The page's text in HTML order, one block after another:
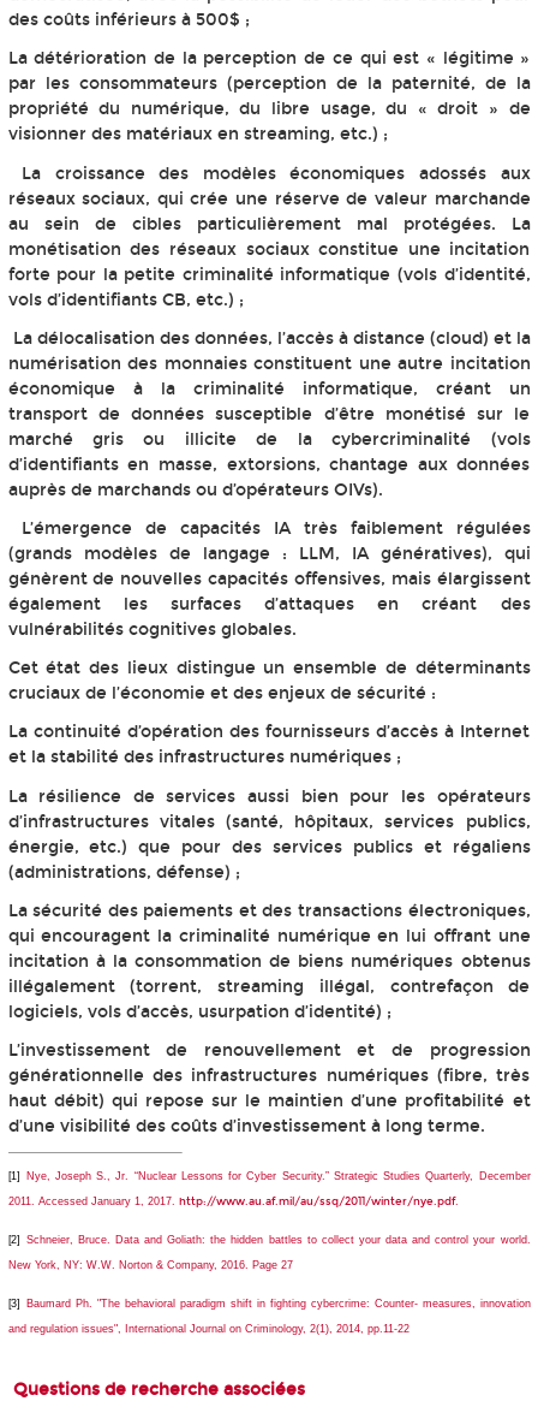
des coûts inférieurs à 500$ ;
La détérioration de la perception de ce qui est « légitime »
par les consommateurs (perception de la paternité, de la
propriété du numérique, du libre usage, du « droit » de
visionner des matériaux en streaming, etc.) ;
La croissance des modèles économiques adossés aux
réseaux sociaux, qui crée une réserve de valeur marchande
au sein de cibles particulièrement mal protégées. La
monétisation des réseaux sociaux constitue une incitation
forte pour la petite criminalité informatique (vols d’identité,
vols d’identifiants CB, etc.) ;
La délocalisation des données, l’accès à distance (cloud) et la
numérisation des monnaies constituent une autre incitation
économique à la criminalité informatique, créant un
transport de données susceptible d’être monétisé sur le
marché gris ou illicite de la cybercriminalité (vols
d’identifiants en masse, extorsions, chantage aux données
auprès de marchands ou d’opérateurs OIVs).
L’émergence de capacités IA très faiblement régulées
(grands modèles de langage : LLM, IA génératives), qui
génèrent de nouvelles capacités offensives, mais élargissent
également les surfaces d’attaques en créant des
vulnérabilités cognitives globales.
Cet état des lieux distingue un ensemble de déterminants
cruciaux de l’économie et des enjeux de sécurité :
La continuité d’opération des fournisseurs d’accès à Internet
et la stabilité des infrastructures numériques ;
La résilience de services aussi bien pour les opérateurs
d’infrastructures vitales (santé, hôpitaux, services publics,
énergie, etc.) que pour des services publics et régaliens
(administrations, défense) ;
La sécurité des paiements et des transactions électroniques,
qui encouragent la criminalité numérique en lui offrant une
incitation à la consommation de biens numériques obtenus
illégalement (torrent, streaming illégal, contrefaçon de
logiciels, vols d’accès, usurpation d’identité) ;
L’investissement de renouvellement et de progression
générationnelle des infrastructures numériques (fibre, très
haut débit) qui repose sur le maintien d’une profitabilité et
d’une visibilité des coûts d’investissement à long terme.
[1] Nye, Joseph S., Jr. “Nuclear Lessons for Cyber Security.” Strategic Studies Quarterly, December
2011. Accessed January 1, 2017. http://www.au.af.mil/au/ssq/2011/winter/nye.pdf.
[2] Schneier, Bruce. Data and Goliath: the hidden battles to collect your data and control your world.
New York, NY: W.W. Norton & Company, 2016. Page 27
[3] Baumard Ph. "The behavioral paradigm shift in fighting cybercrime: Counter- measures, innovation
and regulation issues", International Journal on Criminology, 2(1), 2014, pp.11-22
Questions de recherche associées